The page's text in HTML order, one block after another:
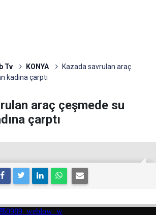
Tv KONYA
Kazada savrulan araç
kadına çarptı
araç çeşmede su
çarptı